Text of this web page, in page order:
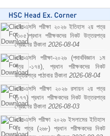
এইচএসসি পরীক্ষা ২০২৬ ইতিহাস ২য় পত্র
(৩০৫)প্রধান পরীক্ষকদের নিকট উত্তরপত্র
প্রেরণের ঠিকানা 2026-08-04
এইচএসসি পরীক্ষা-২০২৬ (পদার্থবিজ্ঞান ১ম
পত্র -১৭৪), প্রধান পরীক্ষকদের নিকট
উত্তরপত্র পাঠাবার ঠিকানা 2026-08-04
এইচএসসি পরীক্ষা ২০২৬ রসায়ন ২য় পত্র
(১৭৭) প্রধান পরীক্ষকদের নিকট উত্তরপত্র
প্রেরণের ঠিকানা 2026-08-03
এইচএসসি পরীক্ষা ২০২৬ ইসলামের ইতিহাস
২য় পত্র (২৬৮) প্রধান পরীক্ষকদের নিকট